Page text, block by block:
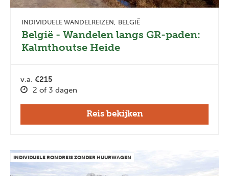
INDIVIDUELE WANDELREIZEN BELGIË
België - Wandelen langs GR-paden:
Kalmthoutse Heide
v.a. €215
2 of 3 dagen
Reis bekijken
INDIVIDUELE RONDREIS ZONDER HUURWAGEN